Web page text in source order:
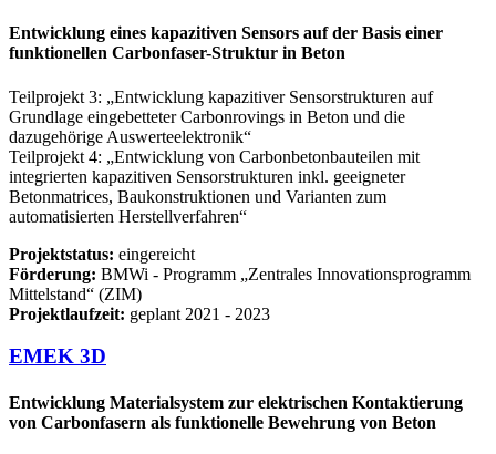
Entwicklung eines kapazitiven Sensors auf der Basis einer
funktionellen Carbonfaser-Struktur in Beton
Teilprojekt 3: „Entwicklung kapazitiver Sensorstrukturen auf
Grundlage eingebetteter Carbonrovings in Beton und die
dazugehörige Auswerteelektronik“
Teilprojekt 4: „Entwicklung von Carbonbetonbauteilen mit
integrierten kapazitiven Sensorstrukturen inkl. geeigneter
Betonmatrices, Baukonstruktionen und Varianten zum
automatisierten Herstellverfahren“
Projektstatus: eingereicht
Förderung: BMWi ‐ Programm „Zentrales Innovationsprogramm
Mittelstand“ (ZIM)
Projektlaufzeit: geplant 2021 - 2023
EMEK 3D
Entwicklung Materialsystem zur elektrischen Kontaktierung
von Carbonfasern als funktionelle Bewehrung von Beton